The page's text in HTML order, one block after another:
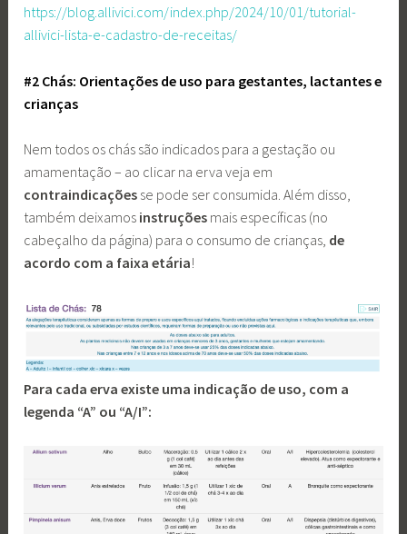
https://blog.allivici.com/index.php/2024/10/01/tutorial-
allivici-lista-e-cadastro-de-receitas/
#2 Chás: Orientações de uso para gestantes, lactantes e
crianças
Nem todos os chás são indicados para a gestação ou
amamentação – ao clicar na erva veja em
contraindicações se pode ser consumida. Além disso,
também deixamos instruções mais específicas (no
cabeçalho da página) para o consumo de crianças, de
acordo com a faixa etária!
Para cada erva existe uma indicação de uso, com a
legenda “A” ou “A/I”: